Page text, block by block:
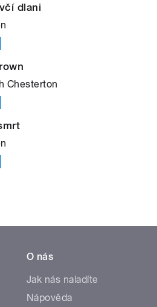
dlani
Chesterton
O nás
Jak nás naladíte
Nápověda